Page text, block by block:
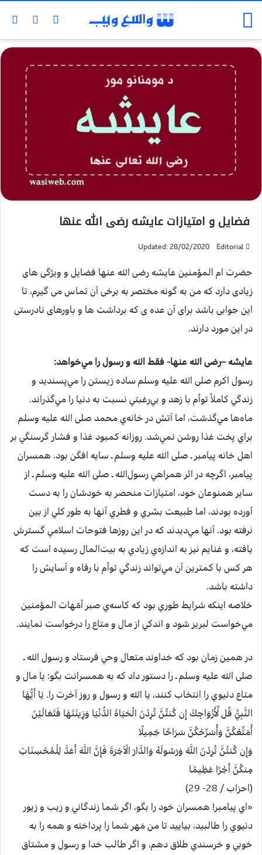
فضايل‌ و امتيازات‌ عایشه رضی الله عنها
Editorial
Updated: 28/02/2020
حضرت ام المؤمنین عایشه رضی الله عنها فضایل و ویژگی های
زیادی دارد که من به گونه مختصر به برخی آن تماس می گیرم، تا
این جوابی باشد برای آن عده ی که برداشت ها و باورهای نادرستی
در این مورد دارند.
عايشه –رضی الله عنها-‌ فقط‌ الله و رسول‌ را مي‌خواهد:
رسول‌ اكرم‌ صلی الله علیه وسلم ساده‌ زيستن‌ را مي‌پسنديد و
زندگي‌ كاملاً توأم‌ با زهد و بي‌رغبتي‌ نسبت‌ به‌ دنيا را مي‌گذراند.
ماه‌ها مي‌گذشت‌، اما آتش‌ در خانه‌ي‌ محمد صلی الله علیه وسلم
براي‌ پخت‌ غذا روشن‌ نمي‌شد. روزانه‌ كمبود غذا و فشار گرسنگي‌ بر
اهل‌ خانه‌ پيامبر ـ صلی الله علیه وسلم ـ سايه‌ افگن‌ بود. همسران‌
پيامبر، اگرچه‌ در اثر همراهي‌ رسول‌الله ـ صلی الله علیه وسلم ـ از
ساير همنوعان‌ خود، امتيازات‌ منحصر به‌ خودشان‌ را به‌ دست‌
آورده‌ بودند، اما طبيعت‌ بشري‌ و فطري‌ آنها به‌ طور كلي‌ از بين‌
نرفته‌ بود. آنها مي‌ديدند كه‌ در اين‌ روزها فتوحات‌ اسلامي‌ گسترش‌
يافته‌، و غنايم‌ نيز به‌ اندازه‌ي‌ زيادي‌ به‌ بيت‌المال‌ رسيده‌ است‌ كه‌
هر كس‌ با كمترين‌ آن‌ مي‌تواند زندگي‌ توأم‌ با رفاه‌ و آسايش‌ را
داشته‌ باشد.
خلاصه‌ اينكه‌ شرايط‌ طوري‌ بود كه‌ كاسه‌ي‌ صبر اُمّهات‌ المؤمنين‌
مي‌خواست‌ لبريز شود و اندكي‌ از مال‌ و متاع‌ را درخواست‌ نمايند.
در همين‌ زمان‌ بود كه‌ خداوند متعال‌ وحي‌ فرستاد و رسول‌ الله ـ
صلی الله علیه وسلم ـ را دستور داد كه‌ به‌ همسرانت‌ بگو: يا مال‌ و
متاع‌ دنيوي‌ را انتخاب‌ كنند، يا الله و رسول‌ و روز آخرت‌ را. يَا أَيُّهَا
النَّبِيُّ قُل لِّأَزْوَاجِكَ إِن كُنتُنَّ تُرِدْنَ الْحَيَاةَ الدُّنْيَا وَزِينَتَهَا فَتَعَالَيْنَ
أُمَتِّعْكُنَّ وَأُسَرِّحْكُنَّ سَرَاحًا جَمِيلًا
وَإِن كُنتُنَّ تُرِدْنَ اللَّهَ وَرَسُولَهُ وَالدَّارَ الْآخِرَةَ فَإِنَّ اللَّهَ أَعَدَّ لِلْمُحْسِنَاتِ
مِنكُنَّ أَجْرًا عَظِيمًا
(احزاب / 28- 29)
«اي‌ پيامبر! همسران‌ خود را بگو، اگر شما زندگاني‌ و زيب‌ و زيور
دنيوي‌ را طالبيد، بياييد تا من‌ مَهر شما را پرداخته‌ و همه‌ را به‌
خوبي‌ و خرسندي‌ طلاق‌ دهم‌، و اگر طالب‌ خدا و رسول‌ و مشتاق‌